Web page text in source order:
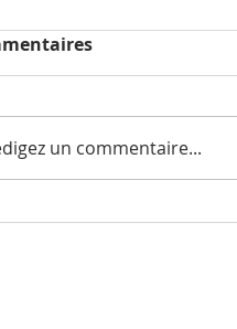
nouvelles de Tequila
un commentaire...